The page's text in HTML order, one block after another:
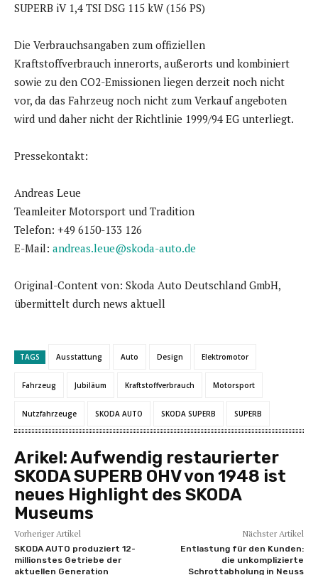
SUPERB iV 1,4 TSI DSG 115 kW (156 PS)
Die Verbrauchsangaben zum offiziellen
Kraftstoffverbrauch innerorts, außerorts und kombiniert
sowie zu den CO2-Emissionen liegen derzeit noch nicht
vor, da das Fahrzeug noch nicht zum Verkauf angeboten
wird und daher nicht der Richtlinie 1999/94 EG unterliegt.
Pressekontakt:
Andreas Leue
Teamleiter Motorsport und Tradition
Telefon: +49 6150-133 126
E-Mail: andreas.leue@skoda-auto.de
Original-Content von: Skoda Auto Deutschland GmbH,
übermittelt durch news aktuell
TAGS Ausstattung Auto Design Elektromotor
Fahrzeug Jubiläum Kraftstoffverbrauch Motorsport
Nutzfahrzeuge SKODA AUTO SKODA SUPERB SUPERB
Arikel:Aufwendig restaurierter
SKODA SUPERB OHV von 1948 ist
neues Highlight des SKODA
Museums
Vorheriger Artikel
SKODA AUTO produziert 12-
millionstes Getriebe der
aktuellen Generation
Nächster Artikel
Entlastung für den Kunden:
die unkomplizierte
Schrottabholung in Neuss